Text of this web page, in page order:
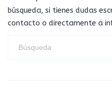
búsqueda, si tienes dudas
contacto o directamente a